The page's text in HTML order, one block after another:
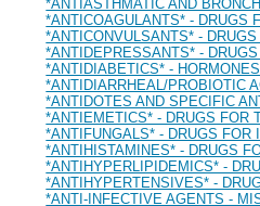
*ANTIASTHMATIC AND
*ANTICOAGULANTS* - DRUGS
*ANTICONVULSANTS* -
*ANTIDEPRESSANTS* -
*ANTIDIABETICS* - HORMONES
*ANTIDIARRHEAL/PROBIOTIC
*ANTIDOTES AND SPECIFIC
*ANTIEMETICS* - DRUGS FOR
*ANTIFUNGALS* - DRUGS FOR
*ANTIHISTAMINES* - DRUGS
*ANTIHYPERLIPIDEMICS* -
*ANTIHYPERTENSIVES* -
*ANTI-INFECTIVE AGENTS -